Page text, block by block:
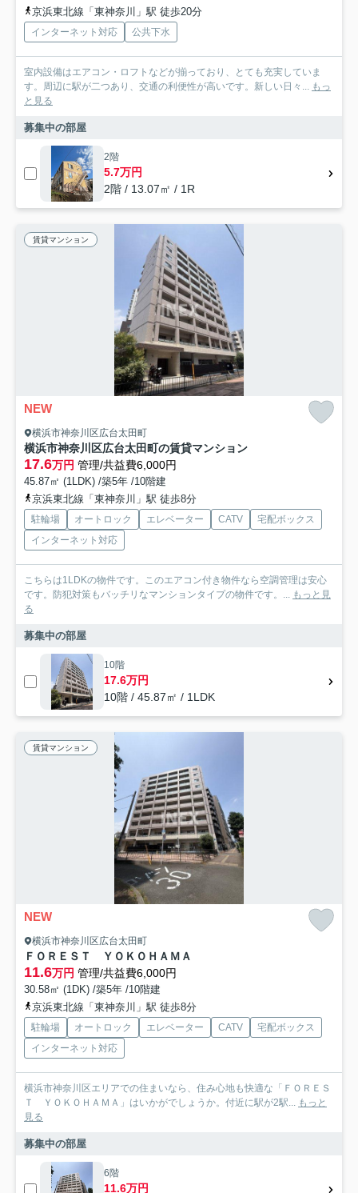
京浜東北線「東神奈川」駅 徒歩20分
インターネット対応 公共下水
室内設備はエアコン・ロフトなどが揃っており、とても充実していま
す。周辺に駅が二つあり、交通の利便性が高いです。新しい日々... もっ
と見る
募集中の部屋
2階
5.7万円
2階 / 13.07㎡ / 1R
賃貸マンション
NEW
横浜市神奈川区広台太田町
横浜市神奈川区広台太田町の賃貸マンション
17.6万円 管理/共益費6,000円
45.87㎡ (1LDK) /築5年 /10階建
京浜東北線「東神奈川」駅 徒歩8分
駐輪場 オートロック エレベーター CATV
宅配ボックス
インターネット対応
こちらは1LDKの物件です。このエアコン付き物件なら空調管理は安心
です。防犯対策もバッチリなマンションタイプの物件です。... もっと見
る
募集中の部屋
10階
17.6万円
10階 / 45.87㎡ / 1LDK
賃貸マンション
NEW
横浜市神奈川区広台太田町
ＦＯＲＥＳＴ ＹＯＫＯＨＡＭＡ
11.6万円 管理/共益費6,000円
30.58㎡ (1DK) /築5年 /10階建
京浜東北線「東神奈川」駅 徒歩8分
駐輪場 オートロック エレベーター CATV
宅配ボックス
インターネット対応
横浜市神奈川区エリアでの住まいなら、住み心地も快適な「ＦＯＲＥＳ
Ｔ ＹＯＫＯＨＡＭＡ」はいかがでしょうか。付近に駅が2駅... もっと
見る
募集中の部屋
6階
11.6万円